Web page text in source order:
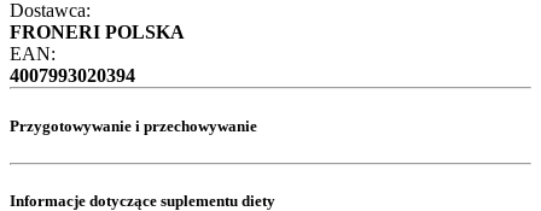
Dostawca:
FRONERI POLSKA
EAN:
4007993020394
Przygotowywanie i przechowywanie
Informacje dotyczące suplementu diety